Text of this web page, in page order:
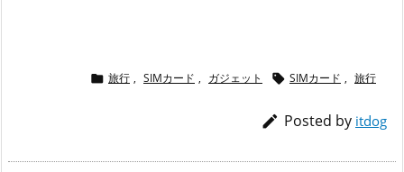
 旅行 , SIMカード , ガジェット  SIMカード , 旅行
 Posted by itdog